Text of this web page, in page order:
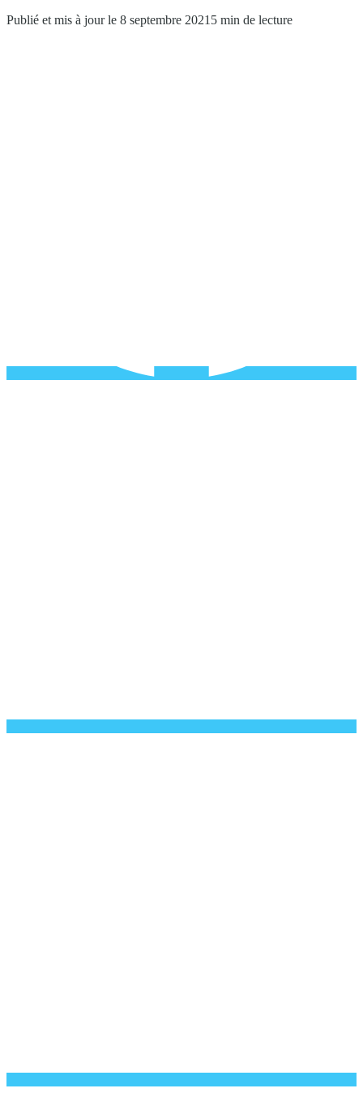
Publié et mis à jour le 8 septembre 2021 5 min de lecture